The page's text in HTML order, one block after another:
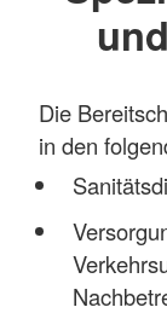
Die
in den